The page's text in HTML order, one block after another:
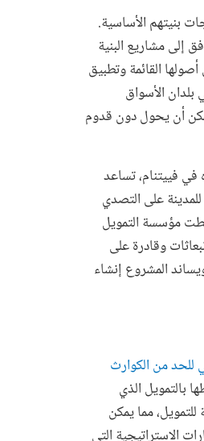
بنيتهم الأساسية.
إلى مشاريع البنية
القائمة وتطبيق
بلدان الأسواق
أن يحول دون قدوم
فييتنام، تساعد
على التصدي
المالية والاستشارية للمدن في أكثر من 60 بلدا، ارتبطت مؤسسة التمويل
الانبعاثات وقادرة على
المشروع إنشاء
للحد من الكوارث
بالتمويل الذي
مما يمكن
الاستراتيجية التي